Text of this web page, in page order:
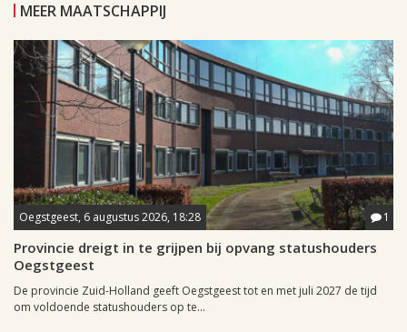
MEER MAATSCHAPPIJ
Oegstgeest, 6 augustus 2026, 18:28 1
Provincie dreigt in te grijpen bij opvang statushouders
Oegstgeest
De provincie Zuid-Holland geeft Oegstgeest tot en met juli 2027 de tijd
om voldoende statushouders op te...